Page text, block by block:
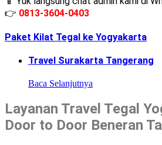
👉 0813-3604-0403
Paket Kilat Tegal ke Yogyakarta
Travel Surakarta Tangerang
Baca Selanjutnya
Layanan Travel Tegal
Door to Door Beneran